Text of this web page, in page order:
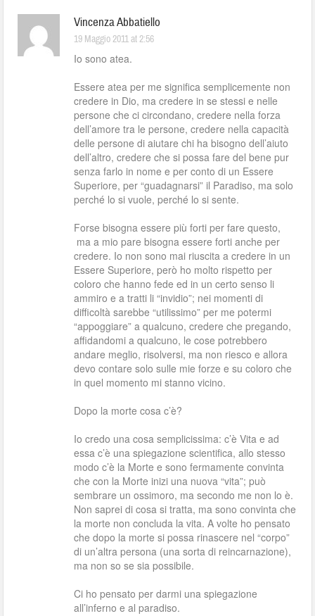
Vincenza Abbatiello
19 Maggio 2011 at 2:56
Io sono atea.
Essere atea per me significa semplicemente non
credere in Dio, ma credere in se stessi e nelle
persone che ci circondano, credere nella forza
dell’amore tra le persone, credere nella capacità
delle persone di aiutare chi ha bisogno dell’aiuto
dell’altro, credere che si possa fare del bene pur
senza farlo in nome e per conto di un Essere
Superiore, per “guadagnarsi” il Paradiso, ma solo
perché lo si vuole, perché lo si sente.
Forse bisogna essere più forti per fare questo,
ma a mio pare bisogna essere forti anche per
credere. Io non sono mai riuscita a credere in un
Essere Superiore, però ho molto rispetto per
coloro che hanno fede ed in un certo senso li
ammiro e a tratti li “invidio”; nei momenti di
difficoltà sarebbe “utilissimo” per me potermi
“appoggiare” a qualcuno, credere che pregando,
affidandomi a qualcuno, le cose potrebbero
andare meglio, risolversi, ma non riesco e allora
devo contare solo sulle mie forze e su coloro che
in quel momento mi stanno vicino.
Dopo la morte cosa c’è?
Io credo una cosa semplicissima: c’è Vita e ad
essa c’è una spiegazione scientifica, allo stesso
modo c’è la Morte e sono fermamente convinta
che con la Morte inizi una nuova “vita”; può
sembrare un ossimoro, ma secondo me non lo è.
Non saprei di cosa si tratta, ma sono convinta che
la morte non concluda la vita. A volte ho pensato
che dopo la morte si possa rinascere nel “corpo”
di un’altra persona (una sorta di reincarnazione),
ma non so se sia possibile.
Ci ho pensato per darmi una spiegazione
all’inferno e al paradiso.